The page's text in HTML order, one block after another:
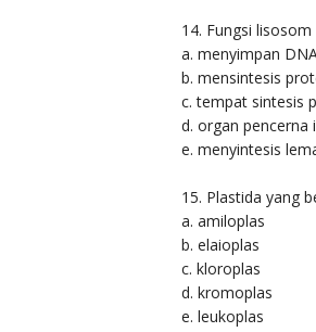
14. Fungsi lisosom
a. menyimpan
b. mensintesis
c. tempat sintesis
d. organ pencerna
e. menyintesis
15. Plastida yang
a. amiloplas
b. elaioplas
c. kloroplas
d. kromoplas
e. leukoplas